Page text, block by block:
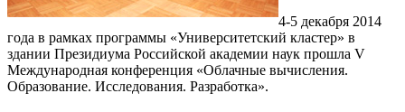
4-5 декабря 2014
года в рамках программы «Университетский кластер» в
здании Президиума Российской академии наук прошла V
Международная конференция «Облачные вычисления.
Образование. Исследования. Разработка».